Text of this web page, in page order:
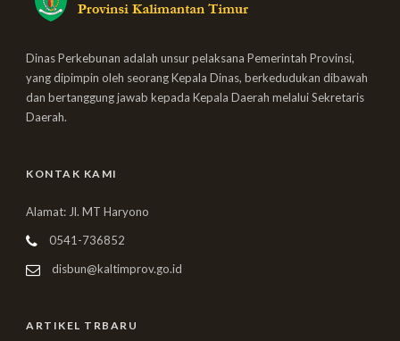
Dinas Perkebunan adalah unsur pelaksana Pemerintah Provinsi,
yang dipimpin oleh seorang Kepala Dinas, berkedudukan dibawah
dan bertanggung jawab kepada Kepala Daerah melalui Sekretaris
Daerah.
KONTAK KAMI
Alamat: Jl. MT Haryono
0541-736852
disbun@kaltimprov.go.id
ARTIKEL TRBARU